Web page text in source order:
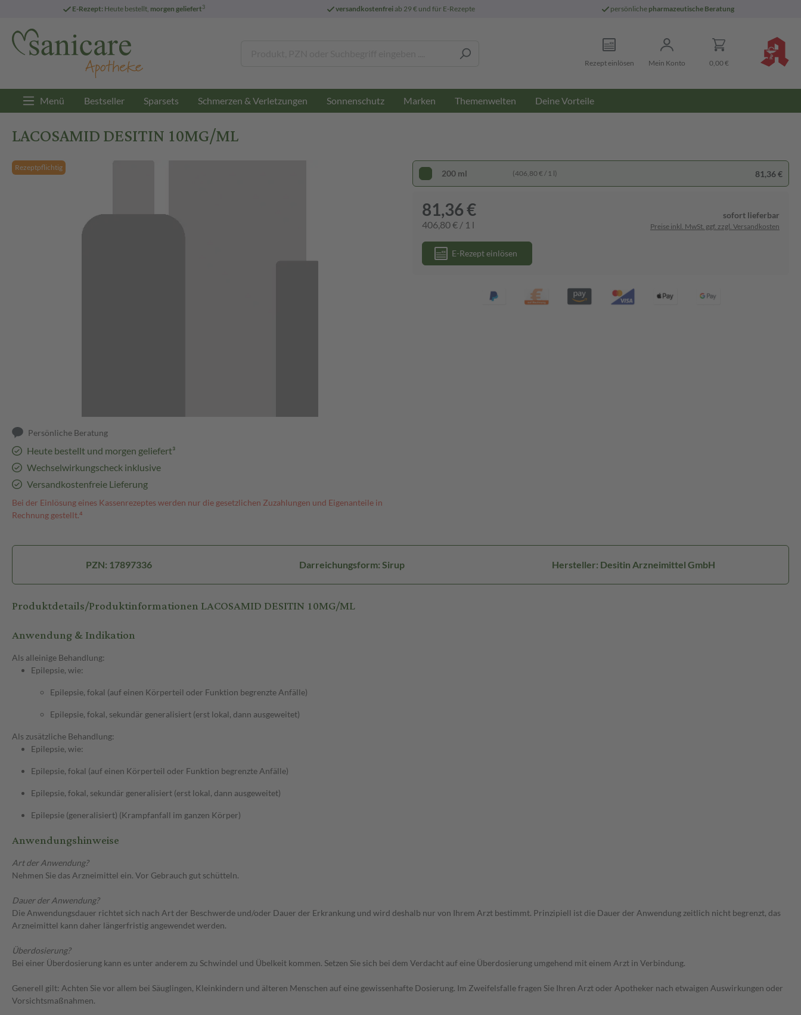
E-Rezept: Heute bestellt, morgen geliefert3 versandkostenfreiab 29 € und für E-Rezepte persönliche pharmazeutische Beratung
Rezept einlösen Mein Konto 0,00 €
Menü Bestseller Sparsets Schmerzen & Verletzungen Sonnenschutz Marken Themenwelten Deine Vorteile
LACOSAMID DESITIN 10MG/ML
Rezeptpflichtig
Persönliche Beratung
Heute bestellt und morgen geliefert³
Wechselwirkungscheck inklusive
Versandkostenfreie Lieferung
Bei der Einlösung eines Kassenrezeptes werden nur die gesetzlichen Zuzahlungen und Eigenanteile in
Rechnung gestellt.⁴
200 ml (406,80 € / 1 l) 81,36 €
81,36 €
406,80 € / 1 l
sofort lieferbar
Preise inkl. MwSt. ggf. zzgl. Versandkosten
E-Rezept einlösen
PZN: 17897336 Darreichungsform: Sirup Hersteller: Desitin Arzneimittel GmbH
Produktdetails/Produktinformationen LACOSAMID DESITIN 10MG/ML
Anwendung & Indikation
Als alleinige Behandlung:
Epilepsie, wie:
Epilepsie, fokal (auf einen Körperteil oder Funktion begrenzte Anfälle)
Epilepsie, fokal, sekundär generalisiert (erst lokal, dann ausgeweitet)
Als zusätzliche Behandlung:
Epilepsie, wie:
Epilepsie, fokal (auf einen Körperteil oder Funktion begrenzte Anfälle)
Epilepsie, fokal, sekundär generalisiert (erst lokal, dann ausgeweitet)
Epilepsie (generalisiert) (Krampfanfall im ganzen Körper)
Anwendungshinweise
Art der Anwendung?
Nehmen Sie das Arzneimittel ein. Vor Gebrauch gut schütteln.
Dauer der Anwendung?
Die Anwendungsdauer richtet sich nach Art der Beschwerde und/oder Dauer der Erkrankung und wird deshalb nur von Ihrem Arzt bestimmt. Prinzipiell ist die Dauer der Anwendung zeitlich nicht begrenzt, das
Arzneimittel kann daher längerfristig angewendet werden.
Überdosierung?
Bei einer Überdosierung kann es unter anderem zu Schwindel und Übelkeit kommen. Setzen Sie sich bei dem Verdacht auf eine Überdosierung umgehend mit einem Arzt in Verbindung.
Generell gilt: Achten Sie vor allem bei Säuglingen, Kleinkindern und älteren Menschen auf eine gewissenhafte Dosierung. Im Zweifelsfalle fragen Sie Ihren Arzt oder Apotheker nach etwaigen Auswirkungen oder
Vorsichtsmaßnahmen.